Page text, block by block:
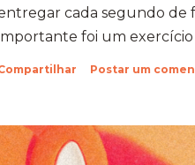
cada segundo de
foi um exercício
Aprendi que quando a
sabia que tinha. Foi
da minha própria
Postar um